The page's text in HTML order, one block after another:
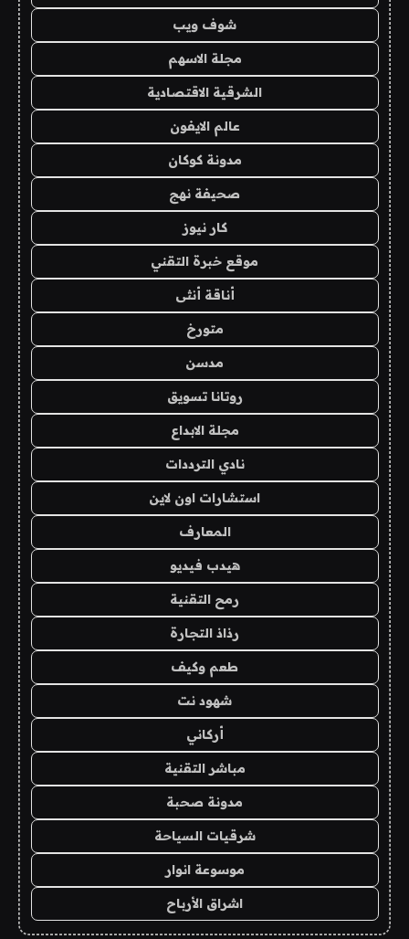
شوف ويب
مجلة الاسهم
الشرقية الاقتصادية
عالم الايفون
مدونة كوكان
صحيفة نهج
كار نيوز
موقع خبرة التقني
أناقة أنثى
متورخ
مدسن
روتانا تسويق
مجلة الابداع
نادي الترددات
استشارات اون لاين
المعارف
هيدب فيديو
رمح التقنية
رذاذ التجارة
طعم وكيف
شهود نت
أركاني
مباشر التقنية
مدونة صحبة
شرقيات السياحة
موسوعة انوار
اشراق الأرباح